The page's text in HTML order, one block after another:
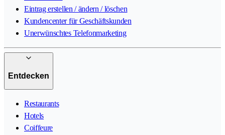
Eintrag erstellen / ändern / löschen
Kundencenter für Geschäftskunden
Unerwünschtes Telefonmarketing
Entdecken
Restaurants
Hotels
Coiffeure